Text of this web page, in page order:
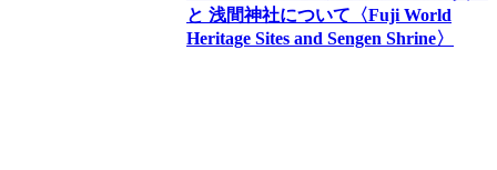
と 浅間神社について〈Fuji World
Heritage Sites and Sengen Shrine〉